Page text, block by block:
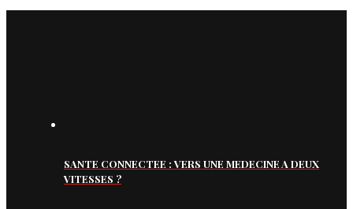
SANTE CONNECTEE : VERS UNE MEDECINE A DEUX
VITESSES ?